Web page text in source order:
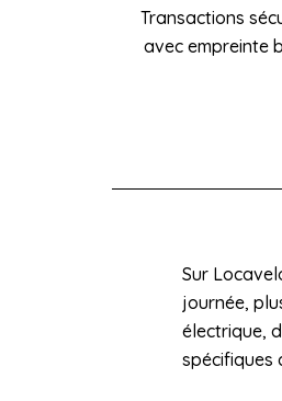
Transactions
avec empreinte
Sur
journée,
électrique,
spécifiques